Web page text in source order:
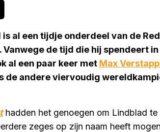
al een tijdje onderdeel van de
de tijd die hij spendeert
al een paar keer met Max
de andere viervoudig
hadden het genoegen om Lindblad
zeges op zijn naam heeft